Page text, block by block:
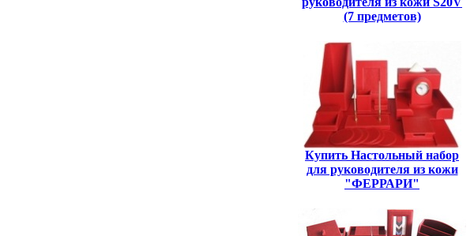
(7 предметов)
Купить Настольный набор
для руководителя из кожи
"ФЕРРАРИ"